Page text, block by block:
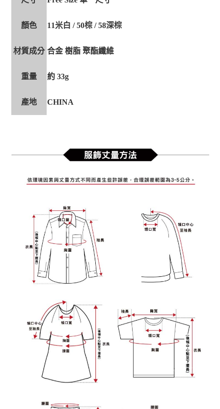
顏色 11米白 / 50棕 / 58深棕
材質成分 合金 樹脂 聚酯纖維
重量 約 33g
產地 CHINA